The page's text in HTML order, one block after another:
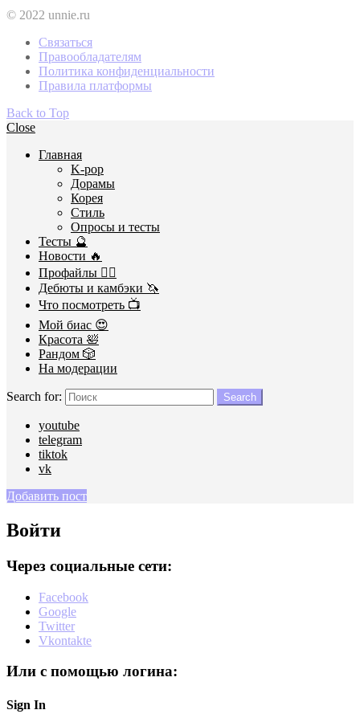
© 2022 unnie.ru
Связаться
Правообладателям
Политика конфиденциальности
Правила платформы
Back to Top
Close
Главная
K-pop
Дорамы
Корея
Стиль
Опросы и тесты
Тесты 🔮
Новости 🔥
Профайлы 🕵️‍♀️
Дебюты и камбэки 🦄
Что посмотреть 📺
Мой биас 😍
Красота 🛀
Рандом 🎲
На модерации
Search for: Search
youtube
telegram
tiktok
vk
Добавить пост
Войти
Через социальные сети:
Facebook
Google
Twitter
Vkontakte
Или с помощью логина:
Sign In